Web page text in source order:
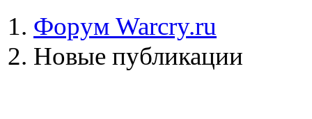
Форум Warcry.ru
Новые публикации